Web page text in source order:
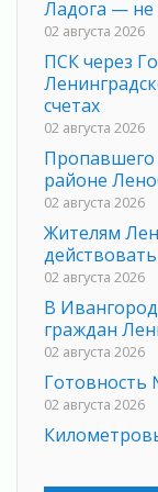
Ладога — не
02 августа 2026
ПСК через
счетах
02 августа 2026
Пропавшего
районе
02 августа 2026
Жителям
02 августа 2026
В
граждан
02 августа 2026
Готовность
02 августа 2026